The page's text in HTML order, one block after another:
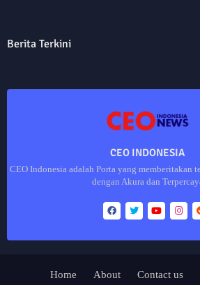
Berita Terkini
CEO INDONESIA
CEO Indonesia adalah Porta yang memberitakan
dengan Akura dan
Home About Contact us